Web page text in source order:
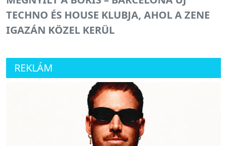
TECHNO ÉS HOUSE KLUBJA, AHOL A ZENE
IGAZÁN KÖZEL KERÜL
REKLÁM